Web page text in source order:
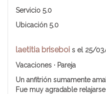
Servicio 5.0
Ubicación 5.0
laetitia briseboi s el 25/
Vacaciones · Pareja
Un anfitrión sumamente
Fue muy agradable